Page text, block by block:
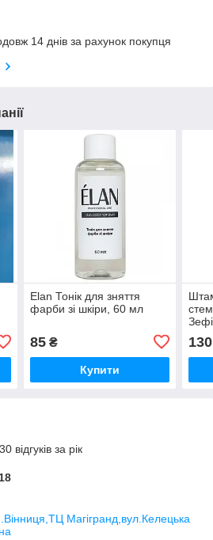
14 днів за рахунок покупця
Elan Тонік для зняття
фарби зі шкіри, 60 мл
85₴
Купити
130
відгуків за рік
Магігранд,вул.Келецька